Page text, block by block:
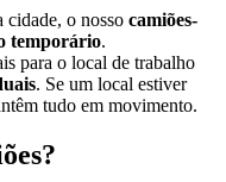
cidade, o nosso camiões-
temporário.
para o local de trabalho
. Se um local estiver
tudo em movimento.